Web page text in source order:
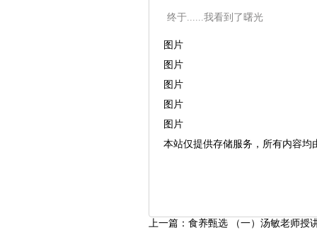
终于......我看到了曙光
图片
图片
图片
图片
图片
本站仅提供存储服务，所有内容
上一篇： 食养甄选（一）汤敏老师授